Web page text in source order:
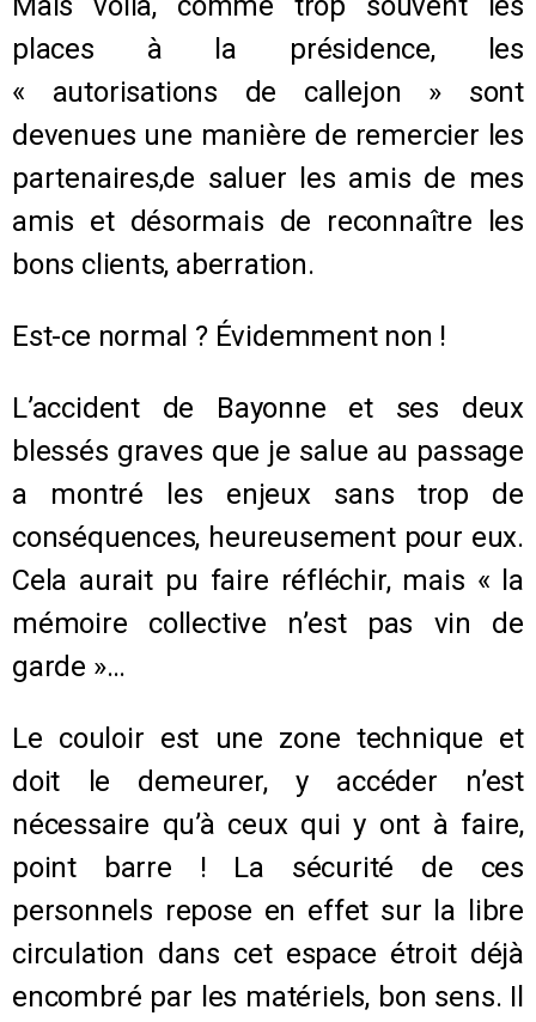
places à la présidence, les
« autorisations de callejon » sont
devenues une manière de remercier les
partenaires,de saluer les amis de mes
amis et désormais de reconnaître les
bons clients, aberration.
Est-ce normal ? Évidemment non !
L’accident de Bayonne et ses deux
blessés graves que je salue au passage
a montré les enjeux sans trop de
conséquences, heureusement pour eux.
Cela aurait pu faire réfléchir, mais « la
mémoire collective n’est pas vin de
garde »…
Le couloir est une zone technique et
doit le demeurer, y accéder n’est
nécessaire qu’à ceux qui y ont à faire,
point barre ! La sécurité de ces
personnels repose en effet sur la libre
circulation dans cet espace étroit déjà
encombré par les matériels, bon sens. Il